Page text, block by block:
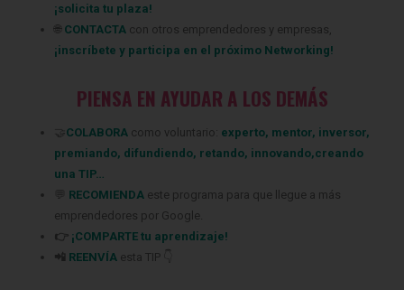
¡solicita tu plaza!
🌐 CONTACTA con otros emprendedores y empresas,
¡inscríbete y participa en el próximo Networking!
PIENSA EN AYUDAR A LOS DEMÁS
🤝 COLABORA como voluntario: experto, mentor, inversor,
premiando, difundiendo, retando, innovando,creando
una TIP…
RECOMIENDA este programa para que llegue a más
emprendedores por Google.
👉 ¡COMPARTE tu aprendizaje!
📲 REENVÍA esta TIP 👇